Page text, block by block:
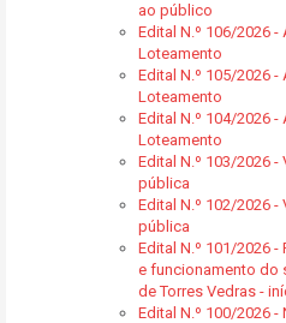
ao público
Edital N.º 106/2026
Loteamento
Edital N.º 105/2026
Loteamento
Edital N.º 104/2026
Loteamento
Edital N.º 103/2026
pública
Edital N.º 102/2026
pública
Edital N.º 101/2026
e funcionamento do
de Torres Vedras -
Edital N.º 100/2026